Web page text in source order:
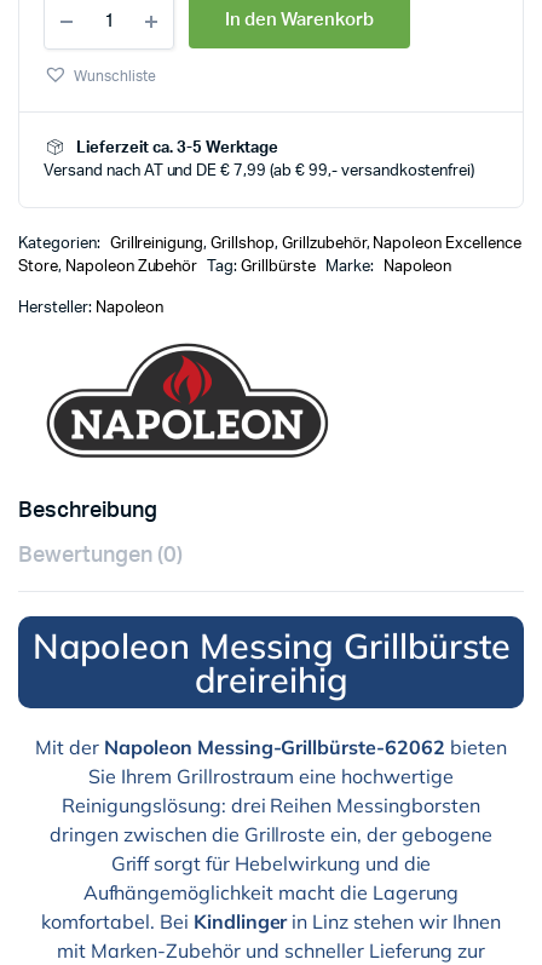
In den Warenkorb
Wunschliste
Lieferzeit ca. 3-5 Werktage
Versand nach AT und DE € 7,99 (ab € 99,- versandkostenfrei)
Kategorien: Grillreinigung,Grillshop, Grillzubehör, Napoleon Excellence
Store, Napoleon Zubehör Tag:Grillbürste Marke: Napoleon
Hersteller: Napoleon
Beschreibung
Bewertungen (0)
Napoleon Messing Grillbürste
dreireihig
Mit der Napoleon Messing-Grillbürste-62062 bieten
Sie Ihrem Grillrostraum eine hochwertige
Reinigungslösung: drei Reihen Messingborsten
dringen zwischen die Grillroste ein, der gebogene
Griff sorgt für Hebelwirkung und die
Aufhängemöglichkeit macht die Lagerung
komfortabel. Bei Kindlingerin Linz stehen wir Ihnen
mit Marken-Zubehör und schneller Lieferung zur